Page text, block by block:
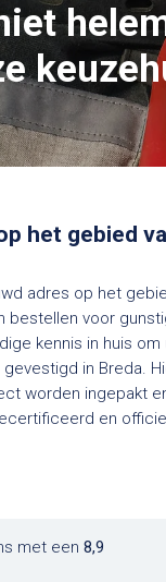
het gebied
adres op het
bestellen voor
kennis in huis
in Breda.
worden ingepakt
met een8,9